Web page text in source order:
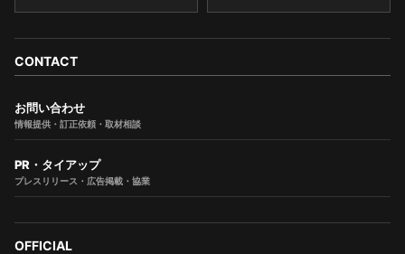
CONTACT
お問い合わせ
情報提供・訂正依頼・取材相談
PR・タイアップ
プレスリリース・広告掲載・協業
OFFICIAL